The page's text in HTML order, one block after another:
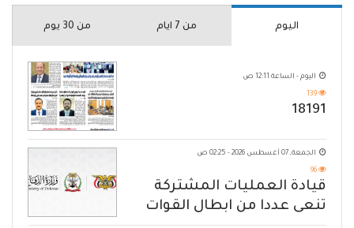
اليوم من 7 ايام من 30 يوم
اليوم - الساعة 12:11 ص
139
18191
الجمعة, 07 أغسطس 2026 - 02:25 ص
96
قيادة العمليات المشتركة
تنعى عددا من ابطال القوات